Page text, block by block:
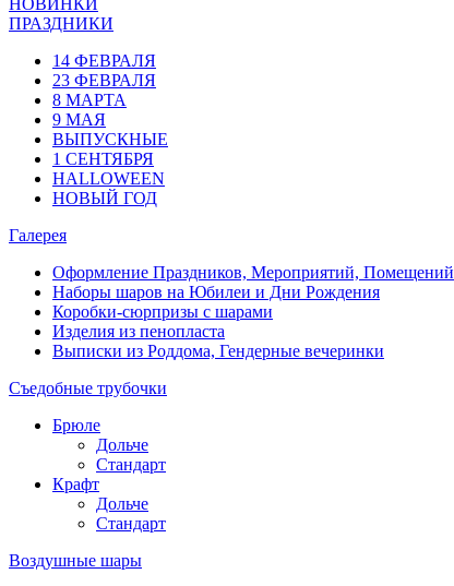
ПРАЗДНИКИ
14 ФЕВРАЛЯ
23 ФЕВРАЛЯ
8 МАРТА
9 МАЯ
ВЫПУСКНЫЕ
1 СЕНТЯБРЯ
HALLOWEEN
НОВЫЙ ГОД
Галерея
Оформление Праздников, Мероприятий, Помещений
Наборы шаров на Юбилеи и Дни Рождения
Коробки-сюрпризы с шарами
Изделия из пенопласта
Выписки из Роддома, Гендерные вечеринки
Съедобные трубочки
Брюле
Дольче
Стандарт
Крафт
Дольче
Стандарт
Воздушные шары